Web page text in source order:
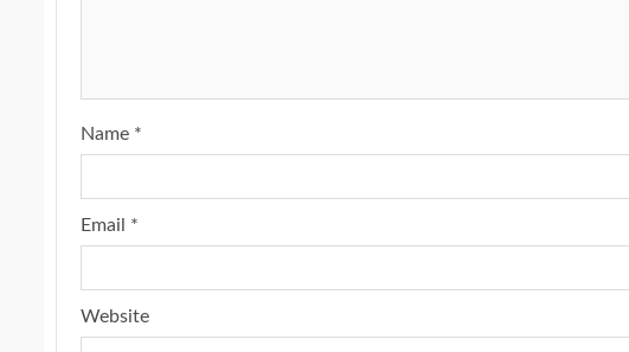
Name *
Email *
Website